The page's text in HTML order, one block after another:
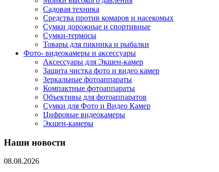
Садовая техника
Средства против комаров и насекомых
Сумки дорожные и спортивные
Сумки-термосы
Товары для пикника и рыбалки
Фото- видеокамеры и аксессуары
Аксессуары для Экшен-камер
Защита чистка фото и видео камер
Зеркальные фотоаппараты
Компактные фотоаппараты
Объективы для фотоаппаратов
Сумки для Фото и Видео Камер
Цифровые видеокамеры
Экшен-камеры
Наши новости
08.08.2026